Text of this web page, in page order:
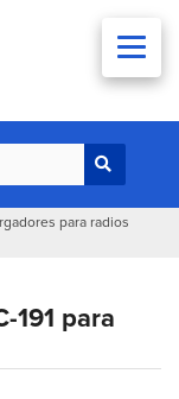
para radios
191 para